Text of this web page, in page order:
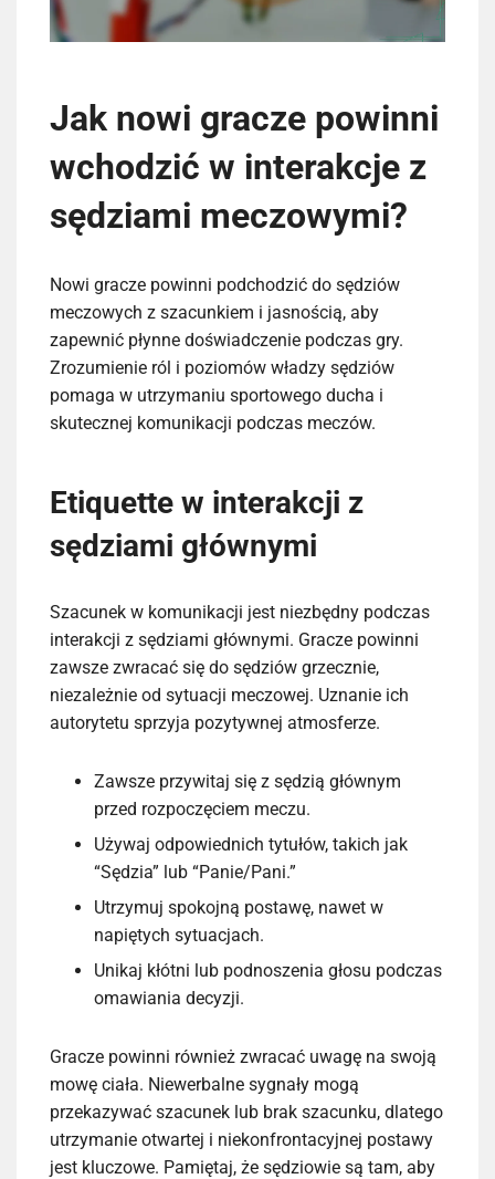
Jak nowi gracze powinni
wchodzić w interakcje z
sędziami meczowymi?
Nowi gracze powinni podchodzić do sędziów
meczowych z szacunkiem i jasnością, aby
zapewnić płynne doświadczenie podczas gry.
Zrozumienie ról i poziomów władzy sędziów
pomaga w utrzymaniu sportowego ducha i
skutecznej komunikacji podczas meczów.
Etiquette w interakcji z
sędziami głównymi
Szacunek w komunikacji jest niezbędny podczas
interakcji z sędziami głównymi. Gracze powinni
zawsze zwracać się do sędziów grzecznie,
niezależnie od sytuacji meczowej. Uznanie ich
autorytetu sprzyja pozytywnej atmosferze.
Zawsze przywitaj się z sędzią głównym
przed rozpoczęciem meczu.
Używaj odpowiednich tytułów, takich jak
“Sędzia” lub “Panie/Pani.”
Utrzymuj spokojną postawę, nawet w
napiętych sytuacjach.
Unikaj kłótni lub podnoszenia głosu podczas
omawiania decyzji.
Gracze powinni również zwracać uwagę na swoją
mowę ciała. Niewerbalne sygnały mogą
przekazywać szacunek lub brak szacunku, dlatego
utrzymanie otwartej i niekonfrontacyjnej postawy
jest kluczowe. Pamiętaj, że sędziowie są tam, aby